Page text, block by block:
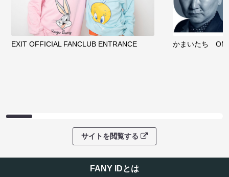
EXIT OFFICIAL FANCLUB ENTRANCE かまいたち
サイトを閲覧する
FANY IDとは